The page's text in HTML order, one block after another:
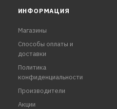
ИНФОРМАЦИЯ
Магазины
Способы оплаты и
доставки
Политика
конфиденциальности
Производители
Акции